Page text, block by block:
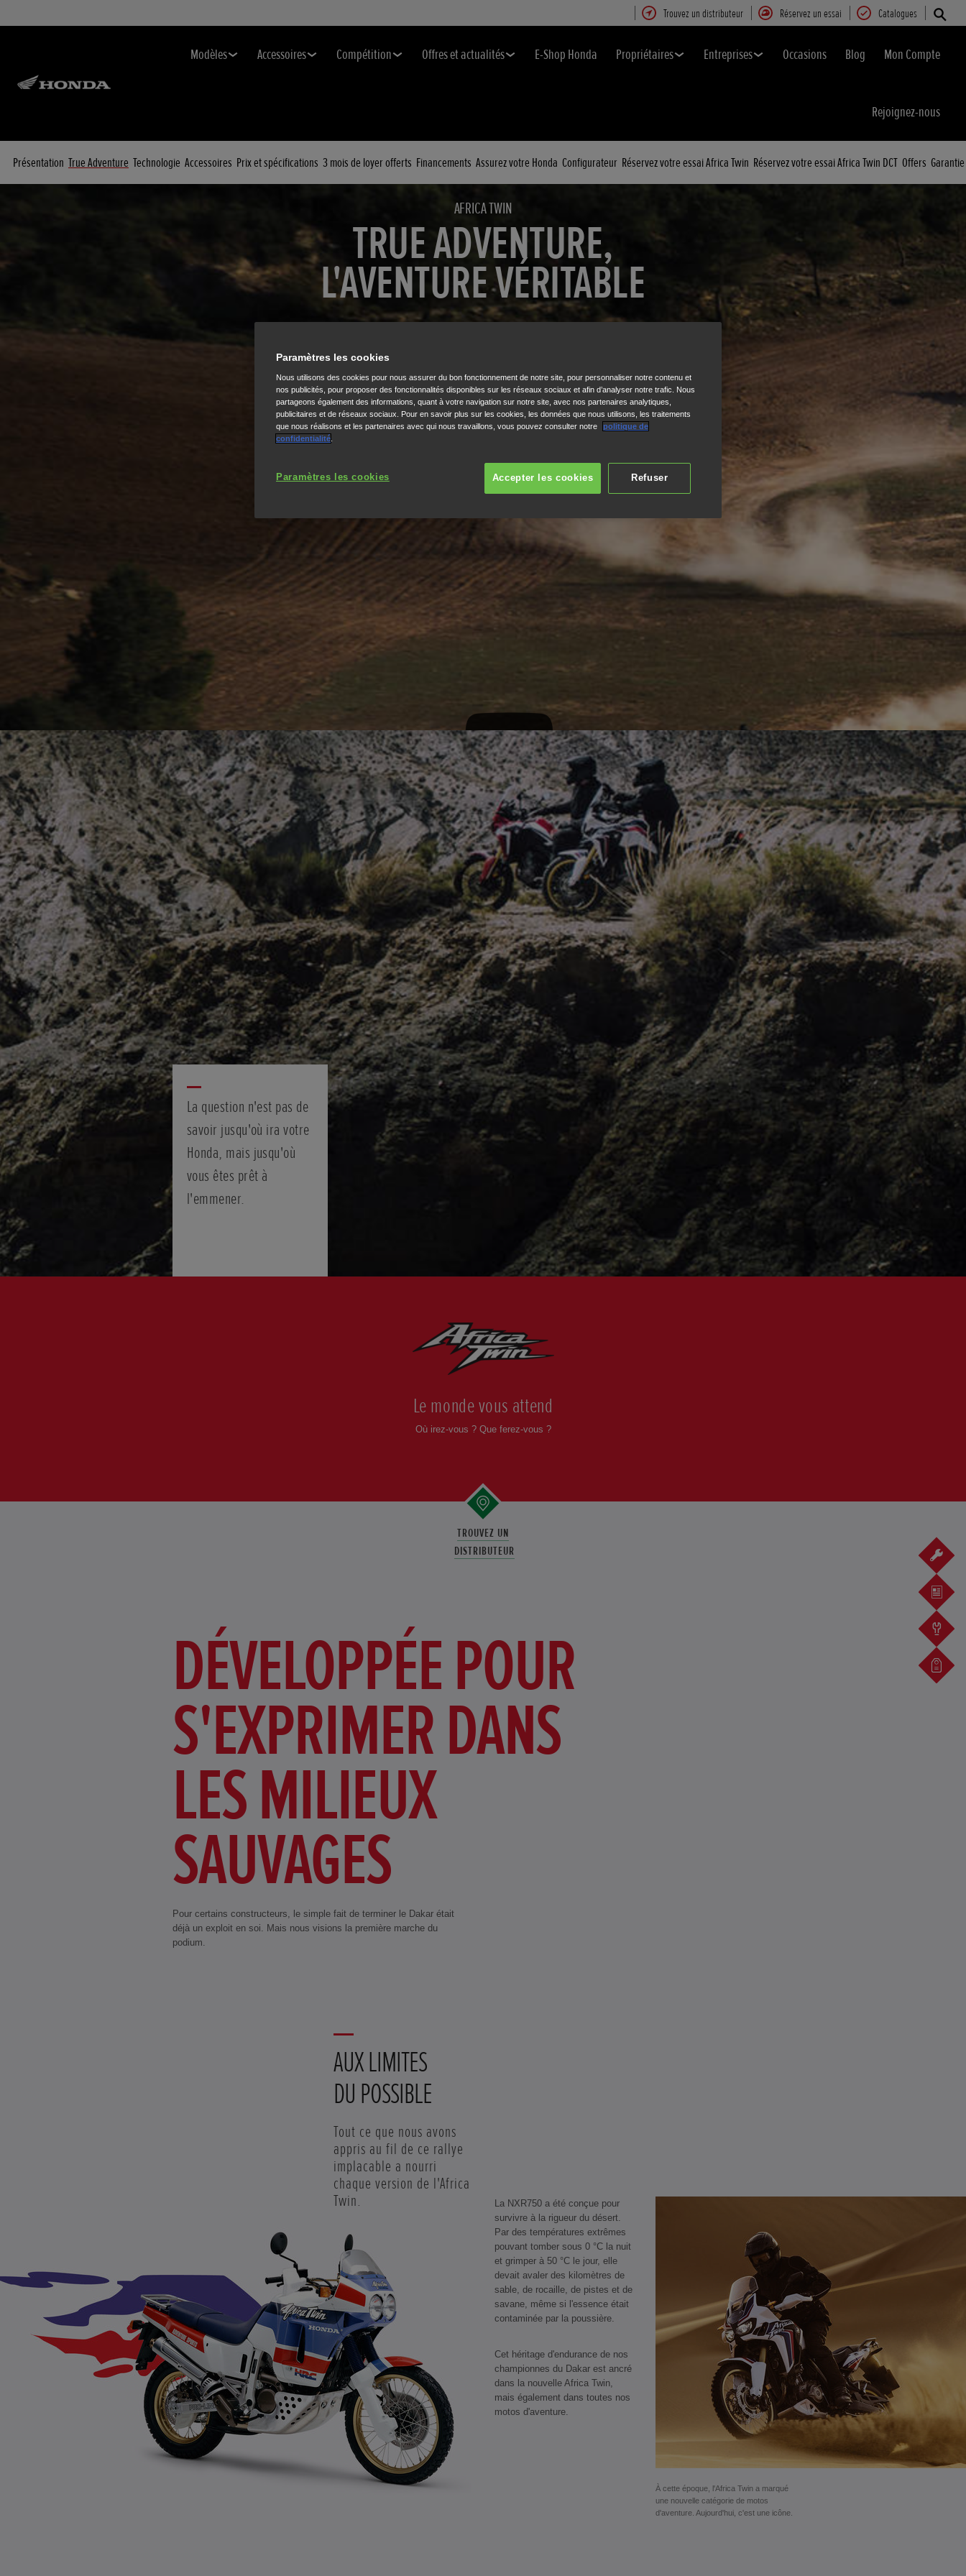
Trouvez un distributeur Réservez un essai Catalogues
Modèles Accessoires Compétition Offres et actualités E-Shop Honda Propriétaires Entreprises Occasions Blog Mon Compte
Rejoignez-nous
Présentation True Adventure Technologie Accessoires Prix et spécifications 3 mois de loyer offerts Financements Assurez votre Honda Configurateur Réservez votre essai Africa Twin Réservez votre essai Africa Twin DCT Offers
AFRICA TWIN
TRUE ADVENTURE,
L'AVENTURE VÉRITABLE
La question n'est pas de
savoir jusqu'où ira votre
Honda, mais jusqu'où
vous êtes prêt à
l'emmener.
Le monde vous attend
Où irez-vous ? Que ferez-vous ?
TROUVEZ UN
DISTRIBUTEUR
DÉVELOPPÉE POUR
S'EXPRIMER DANS
LES MILIEUX
SAUVAGES
Pour certains constructeurs, le simple fait de terminer le Dakar était
déjà un exploit en soi. Mais nous visions la première marche du
podium.
AUX LIMITES
DU POSSIBLE
Tout ce que nous avons
appris au fil de ce rallye
implacable a nourri
chaque version de l'Africa
Twin.
La NXR750 a été conçue pour
survivre à la rigueur du désert.
Par des températures extrêmes
pouvant tomber sous 0 °C la nuit
et grimper à 50 °C le jour, elle
devait avaler des kilomètres de
sable, de rocaille, de pistes et de
savane, même si l'essence était
contaminée par la poussière.
Cet héritage d'endurance de nos
championnes du Dakar est ancré
dans la nouvelle Africa Twin,
mais également dans toutes nos
motos d'aventure.
À cette époque, l'Africa Twin a marqué
une nouvelle catégorie de motos
d'aventure. Aujourd'hui, c'est une icône.
Paramètres les cookies
Nous utilisons des cookies pour nous assurer du bon fonctionnement de notre site, pour personnaliser notre contenu et
nos publicités, pour proposer des fonctionnalités disponibles sur les réseaux sociaux et afin d’analyser notre trafic. Nous
partageons également des informations, quant à votre navigation sur notre site, avec nos partenaires analytiques,
publicitaires et de réseaux sociaux. Pour en savoir plus sur les cookies, les données que nous utilisons, les traitements
que nous réalisons et les partenaires avec qui nous travaillons, vous pouvez consulter notre
politique de
confidentialité
Refuser
Accepter les cookies
Paramètres les cookies